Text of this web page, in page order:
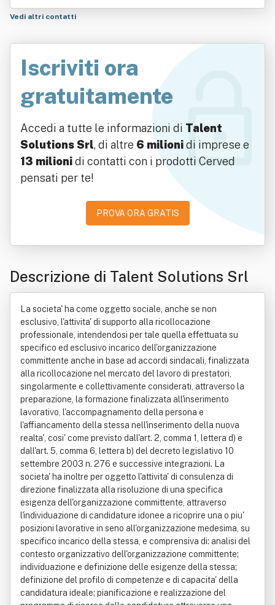
Vedi altri contatti
Iscriviti ora
gratuitamente
Accedi a tutte le informazioni di Talent
Solutions Srl, di altre 6 milionidi imprese e
13 milionidi contatti con i prodotti Cerved
pensati per te!
PROVA ORA GRATIS
Descrizione di Talent Solutions Srl
La societa' ha come oggetto sociale, anche se non
esclusivo, l'attivita' di supporto alla ricollocazione
professionale, intendendosi per tale quella effettuata su
specifico ed esclusivo incarico dell'organizzazione
committente anche in base ad accordi sindacali, finalizzata
alla ricollocazione nel mercato del lavoro di prestatori,
singolarmente e collettivamente considerati, attraverso la
preparazione, la formazione finalizzata all'inserimento
lavorativo, l'accompagnamento della persona e
l'affiancamento della stessa nell'inserimento della nuova
realta', cosi' come previsto dall'art. 2, comma 1, lettera d) e
dall'art. 5, comma 6, lettera b) del decreto legislativo 10
settembre 2003 n. 276 e successive integrazioni. La
societa' ha inoltre per oggetto l'attivita' di consulenza di
direzione finalizzata alla risoluzione di una specifica
esigenza dell'organizzazione committente, attraverso
l'individuazione di candidature idonee a ricoprire una o piu'
posizioni lavorative in seno all'organizzazione medesima, su
specifico incarico della stessa, e comprensiva di: analisi del
contesto organizzativo dell'organizzazione committente;
individuazione e definizione delle esigenze della stessa;
definizione del profilo di competenze e di capacita' della
candidatura ideale; pianificazione e realizzazione del